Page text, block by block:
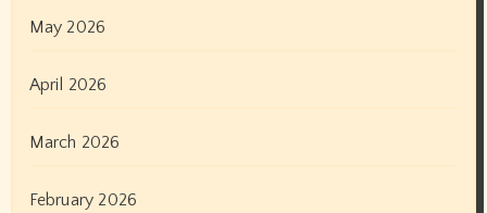
May 2026
April 2026
March 2026
February 2026